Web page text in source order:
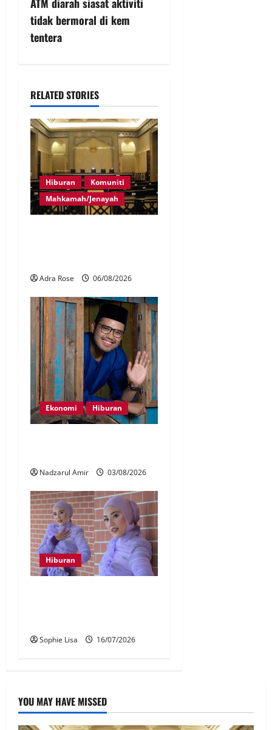
ATM diarah siasat aktiviti
tidak bermoral di kem
tentera
RELATED STORIES
Hiburan
Komuniti
Mahkamah/Jenayah
Adra Rose 06/08/2026
Ekonomi Hiburan
Nadzarul Amir 03/08/2026
Hiburan
Sophie Lisa 16/07/2026
YOU MAY HAVE MISSED